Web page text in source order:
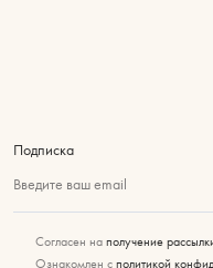
Подписка
Введите ваш email
Согласен на получение
Ознакомлен с политикой